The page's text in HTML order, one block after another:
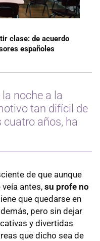
clase: de acuerdo
españoles
noche a la
tan difícil de
cuatro años, ha
de que aunque
antes, su profe no
que quedarse en
pero sin dejar
y divertidas
que dicho sea de